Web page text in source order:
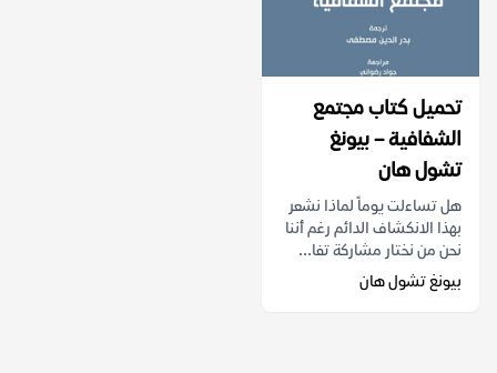
تحميل كتاب مجتمع
الشفافية – بيونغ
تشول هان
هل تساءلت يوماً لماذا نشعر
بهذا الانكشاف الدائم رغم أننا
نحن من نختار مشاركة تفا...
بيونغ تشول هان